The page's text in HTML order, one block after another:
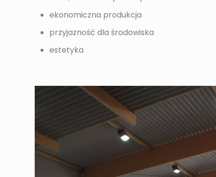
ekonomiczna produkcja
przyjazność dla środowiska
estetyka